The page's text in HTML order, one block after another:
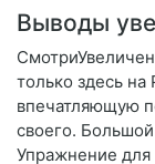
Выводы
только здесь на
впечатляющую
своего.
Упражнение для